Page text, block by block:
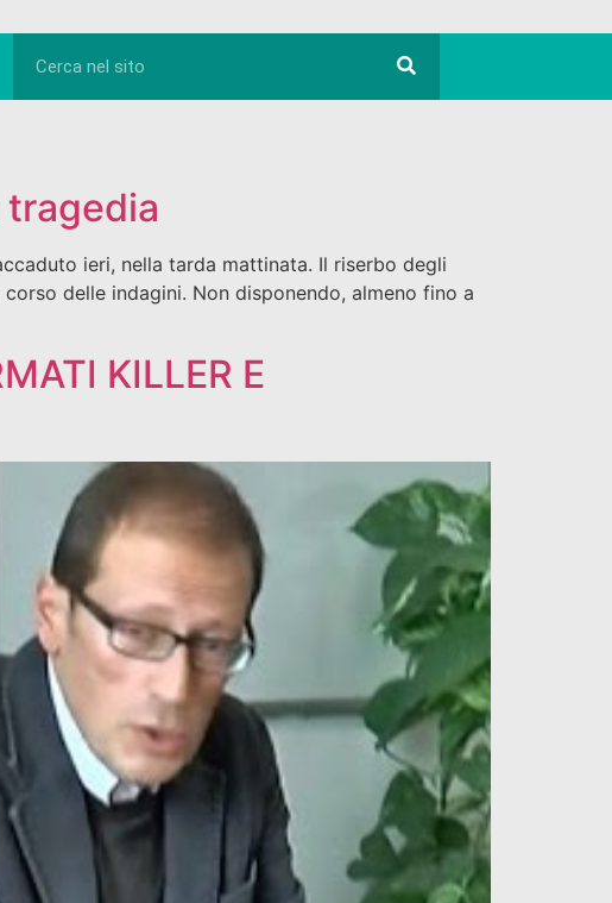
tragedia
ieri, nella tarda mattinata. Il riserbo degli
delle indagini. Non disponendo, almeno fino a
KILLER E